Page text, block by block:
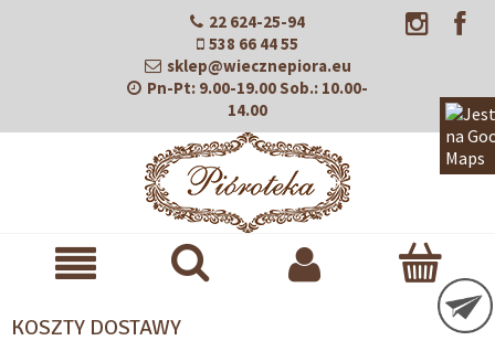
22 624-25-94
538 66 44 55
sklep@wiecznepiora.eu
Pn-Pt: 9.00-19.00Sob.: 10.00-
14.00
KOSZTY DOSTAWY